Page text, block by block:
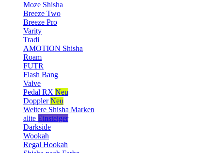
Moze Shisha
Breeze Two
Breeze Pro
Varity
Tradi
AMOTION Shisha
Roam
FUTR
Flash Bang
Valve
Pedal RX Neu
Doppler Neu
Weitere Shisha Marken
alite Einsteiger
Darkside
Wookah
Regal Hookah